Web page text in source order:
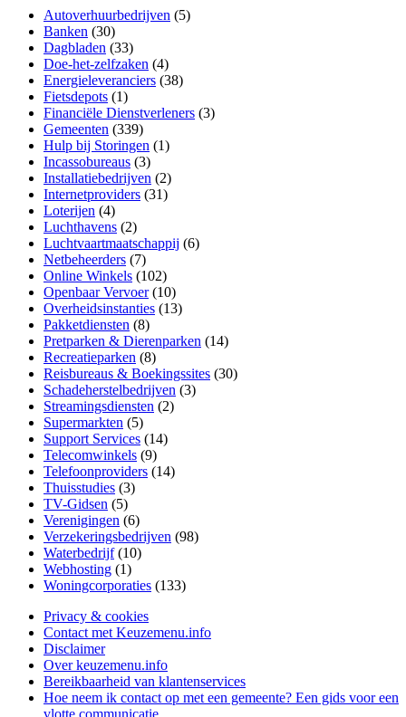
Autoverhuurbedrijven (5)
Banken (30)
Dagbladen (33)
Doe-het-zelfzaken (4)
Energieleveranciers (38)
Fietsdepots (1)
Financiële Dienstverleners (3)
Gemeenten (339)
Hulp bij Storingen (1)
Incassobureaus (3)
Installatiebedrijven (2)
Internetproviders (31)
Loterijen (4)
Luchthavens (2)
Luchtvaartmaatschappij (6)
Netbeheerders (7)
Online Winkels (102)
Openbaar Vervoer(10)
Overheidsinstanties (13)
Pakketdiensten (8)
Pretparken & Dierenparken (14)
Recreatieparken (8)
Reisbureaus & Boekingssites (30)
Schadeherstelbedrijven (3)
Streamingsdiensten (2)
Supermarkten (5)
Support Services (14)
Telecomwinkels (9)
Telefoonproviders (14)
Thuisstudies (3)
TV-Gidsen (5)
Verenigingen (6)
Verzekeringsbedrijven (98)
Waterbedrijf(10)
Webhosting (1)
Woningcorporaties (133)
Privacy & cookies
Contact met Keuzemenu.info
Disclaimer
Over keuzemenu.info
Bereikbaarheid van klantenservices
Hoe neem ik contact op met een gemeente? Een gids voor een
vlotte communicatie